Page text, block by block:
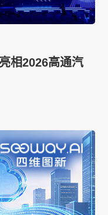
相2026高通汽